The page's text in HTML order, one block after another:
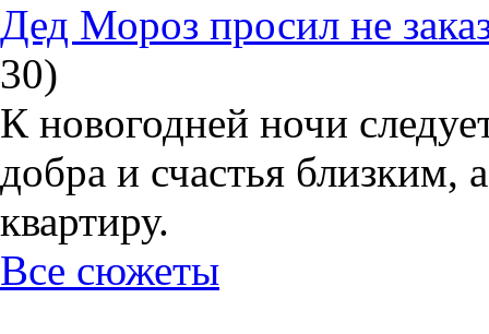
Дед Мороз просил не
30)
К новогодней ночи
добра и счастья
квартиру.
Все сюжеты